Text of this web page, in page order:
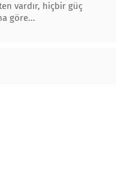
vardır, hiçbir güç
göre...